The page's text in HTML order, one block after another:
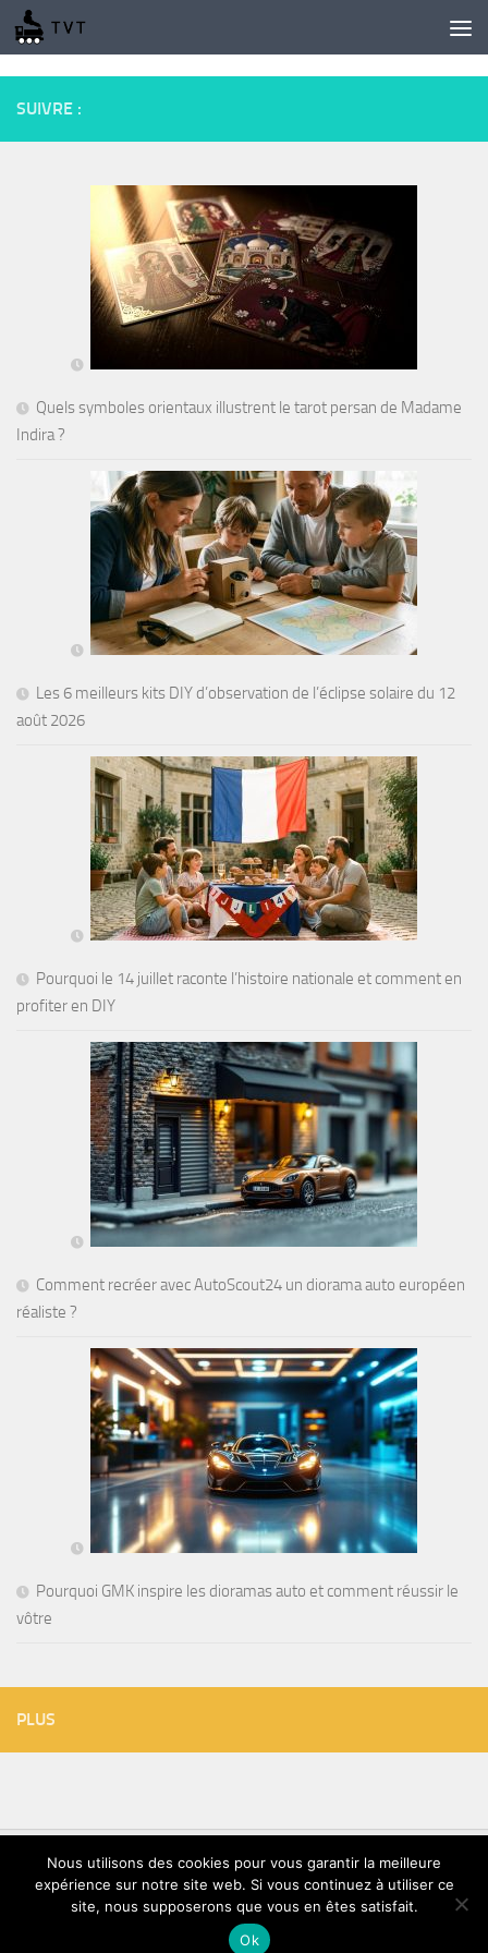
Skip to content
SUIVRE :
Quels symboles orientaux illustrent le tarot persan de Madame
Indira ?
Les 6 meilleurs kits DIY d’observation de l’éclipse solaire du 12
août 2026
Pourquoi le 14 juillet raconte l’histoire nationale et comment en
profiter en DIY
Comment recréer avec AutoScout24 un diorama auto européen
réaliste ?
Pourquoi GMK inspire les dioramas auto et comment réussir le
vôtre
PLUS
TVT © 2026. Tous droits réservés.
Nous utilisons des cookies pour vous garantir la meilleure
expérience sur notre site web. Si vous continuez à utiliser ce
site, nous supposerons que vous en êtes satisfait.
Ok